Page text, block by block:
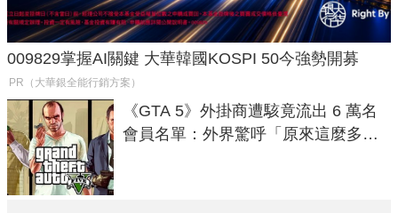
009829掌握AI關鍵 大華韓國KOSPI 50今強勢開募
PR（大華銀全能行銷方案）
《GTA 5》外掛商遭駭竟流出 6 萬名
會員名單：外界驚呼「原來這麼多人